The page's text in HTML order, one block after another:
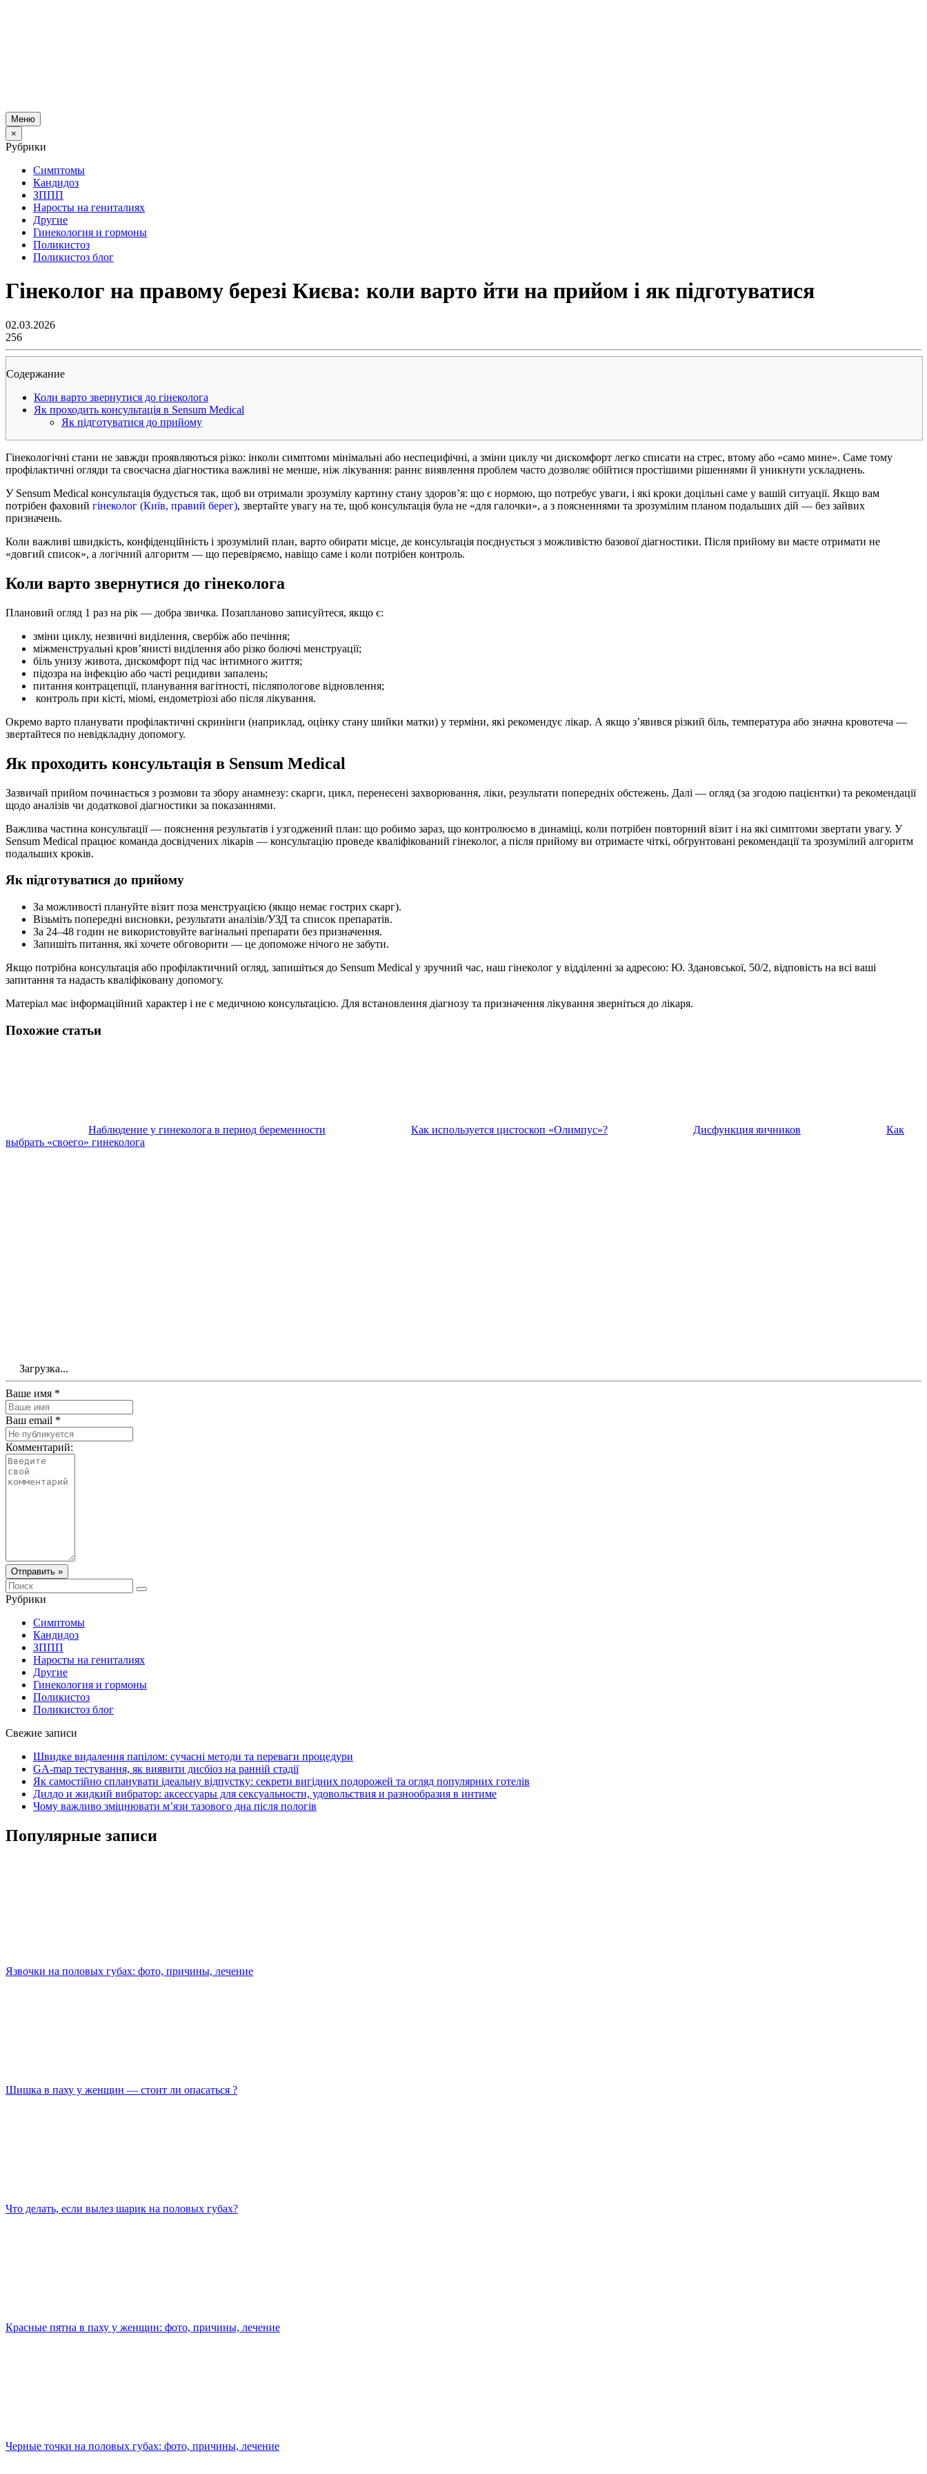
Меню
×
Рубрики
Симптомы
Кандидоз
ЗППП
Наросты на гениталиях
Другие
Гинекология и гормоны
Поликистоз
Поликистоз блог
Гінеколог на правому березі Києва: коли варто йти на прийом і як підготуватися
02.03.2026
256
Содержание
Коли варто звернутися до гінеколога
Як проходить консультація в Sensum Medical
Як підготуватися до прийому
Гінекологічні стани не завжди проявляються різко: інколи симптоми мінімальні або неспецифічні, а зміни циклу чи дискомфорт легко списати на стрес, втому або «само мине». Саме тому
профілактичні огляди та своєчасна діагностика важливі не менше, ніж лікування: раннє виявлення проблем часто дозволяє обійтися простішими рішеннями й уникнути ускладнень.
У Sensum Medical консультація будується так, щоб ви отримали зрозумілу картину стану здоров’я: що є нормою, що потребує уваги, і які кроки доцільні саме у вашій ситуації. Якщо вам
потрібен фаховий гінеколог (Київ, правий берег), звертайте увагу на те, щоб консультація була не «для галочки», а з поясненнями та зрозумілим планом подальших дій — без зайвих
призначень.
Коли важливі швидкість, конфіденційність і зрозумілий план, варто обирати місце, де консультація поєднується з можливістю базової діагностики. Після прийому ви маєте отримати не
«довгий список», а логічний алгоритм — що перевіряємо, навіщо саме і коли потрібен контроль.
Коли варто звернутися до гінеколога
Плановий огляд 1 раз на рік — добра звичка. Позапланово записуйтеся, якщо є:
зміни циклу, незвичні виділення, свербіж або печіння;
міжменструальні кров’янисті виділення або різко болючі менструації;
біль унизу живота, дискомфорт під час інтимного життя;
підозра на інфекцію або часті рецидиви запалень;
питання контрацепції, планування вагітності, післяпологове відновлення;
контроль при кісті, міомі, ендометріозі або після лікування.
Окремо варто планувати профілактичні скринінги (наприклад, оцінку стану шийки матки) у терміни, які рекомендує лікар. А якщо з’явився різкий біль, температура або значна кровотеча —
звертайтеся по невідкладну допомогу.
Як проходить консультація в Sensum Medical
Зазвичай прийом починається з розмови та збору анамнезу: скарги, цикл, перенесені захворювання, ліки, результати попередніх обстежень. Далі — огляд (за згодою пацієнтки) та рекомендації
щодо аналізів чи додаткової діагностики за показаннями.
Важлива частина консультації — пояснення результатів і узгоджений план: що робимо зараз, що контролюємо в динаміці, коли потрібен повторний візит і на які симптоми звертати увагу. У
Sensum Medical працює команда досвідчених лікарів — консультацію проведе кваліфікований гінеколог, а після прийому ви отримаєте чіткі, обґрунтовані рекомендації та зрозумілий алгоритм
подальших кроків.
Як підготуватися до прийому
За можливості плануйте візит поза менструацією (якщо немає гострих скарг).
Візьміть попередні висновки, результати аналізів/УЗД та список препаратів.
За 24–48 годин не використовуйте вагінальні препарати без призначення.
Запишіть питання, які хочете обговорити — це допоможе нічого не забути.
Якщо потрібна консультація або профілактичний огляд, запишіться до Sensum Medical у зручний час, наш гінеколог у відділенні за адресою: Ю. Здановської, 50/2, відповість на всі ваші
запитання та надасть кваліфіковану допомогу.
Матеріал має інформаційний характер і не є медичною консультацією. Для встановлення діагнозу та призначення лікування зверніться до лікаря.
Похожие статьи
Наблюдение у гинеколога в период беременности Как используется цистоскоп «Олимпус»? Дисфункция яичников
Как
выбрать «своего» гинеколога
Загрузка...
Ваше имя *
Ваш email *
Комментарий:
Отправить »
Рубрики
Симптомы
Кандидоз
ЗППП
Наросты на гениталиях
Другие
Гинекология и гормоны
Поликистоз
Поликистоз блог
Свежие записи
Швидке видалення папілом: сучасні методи та переваги процедури
GA-map тестування, як виявити дисбіоз на ранній стадії
Як самостійно спланувати ідеальну відпустку: секрети вигідних подорожей та огляд популярних готелів
Дилдо и жидкий вибратор: аксессуары для сексуальности, удовольствия и разнообразия в интиме
Чому важливо зміцнювати м’язи тазового дна після пологів
Популярные записи
Язвочки на половых губах: фото, причины, лечение
Шишка в паху у женщин — стоит ли опасаться ?
Что делать, если вылез шарик на половых губах?
Красные пятна в паху у женщин: фото, причины, лечение
Черные точки на половых губах: фото, причины, лечение